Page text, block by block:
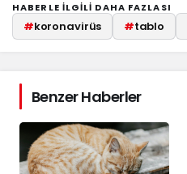
HABERLE ILGILI DAHA FAZLASI
#koronavirüs #tablo
Benzer Haberler